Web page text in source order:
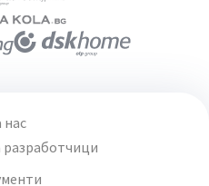
нас
разработчици